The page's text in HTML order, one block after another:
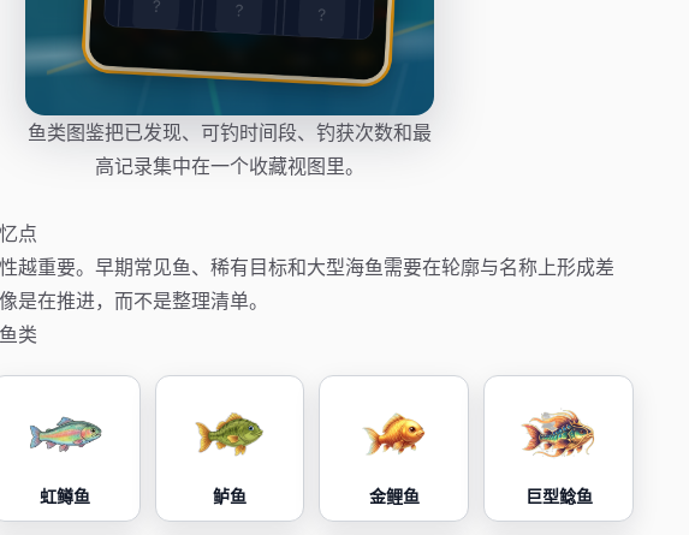
鱼类图鉴把已发现、可钓时间段、钓获次数和最
高记录集中在一个收藏视图里。
点
越重要。早期常见鱼、稀有目标和大型海鱼需要在轮廓与名称上形成差
是在推进，而不是整理清单。
类
虹鳟鱼 鲈鱼 金鲤鱼 巨型鲶鱼